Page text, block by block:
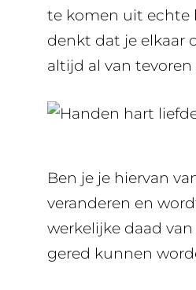
te komen uit echte
denkt dat je elkaar
altijd al van
Ben je je hiervan
veranderen en
werkelijke daad
gered kunnen